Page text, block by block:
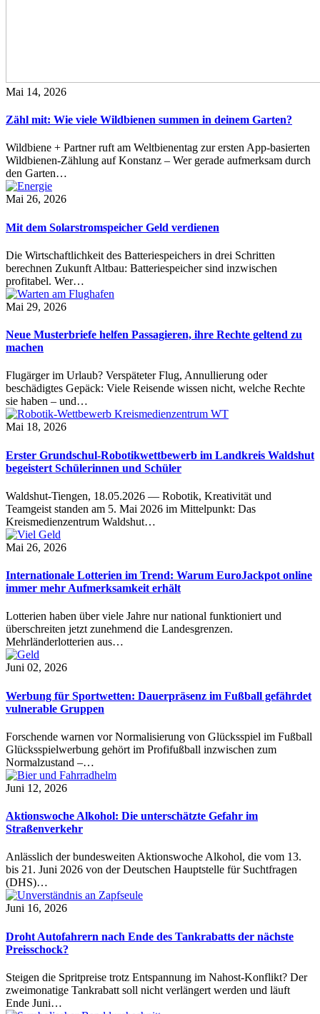
Mai 14, 2026
Zähl mit: Wie viele Wildbienen summen in deinem Garten?
Wildbiene + Partner ruft am Weltbienentag zur ersten App-basierten
Wildbienen-Zählung auf Konstanz – Wer gerade aufmerksam durch
den Garten…
Mai 26, 2026
Mit dem Solarstromspeicher Geld verdienen
Die Wirtschaftlichkeit des Batteriespeichers in drei Schritten
berechnen Zukunft Altbau: Batteriespeicher sind inzwischen
profitabel. Wer…
Mai 29, 2026
Neue Musterbriefe helfen Passagieren, ihre Rechte geltend zu
machen
Flugärger im Urlaub? Verspäteter Flug, Annullierung oder
beschädigtes Gepäck: Viele Reisende wissen nicht, welche Rechte
sie haben – und…
Mai 18, 2026
Erster Grundschul-Robotikwettbewerb im Landkreis Waldshut
begeistert Schülerinnen und Schüler
Waldshut-Tiengen, 18.05.2026 — Robotik, Kreativität und
Teamgeist standen am 5. Mai 2026 im Mittelpunkt: Das
Kreismedienzentrum Waldshut…
Mai 26, 2026
Internationale Lotterien im Trend: Warum EuroJackpot online
immer mehr Aufmerksamkeit erhält
Lotterien haben über viele Jahre nur national funktioniert und
überschreiten jetzt zunehmend die Landesgrenzen.
Mehrländerlotterien aus…
Juni 02, 2026
Werbung für Sportwetten: Dauerpräsenz im Fußball gefährdet
vulnerable Gruppen
Forschende warnen vor Normalisierung von Glücksspiel im Fußball
Glücksspielwerbung gehört im Profifußball inzwischen zum
Normalzustand –…
Juni 12, 2026
Aktionswoche Alkohol: Die unterschätzte Gefahr im
Straßenverkehr
Anlässlich der bundesweiten Aktionswoche Alkohol, die vom 13.
bis 21. Juni 2026 von der Deutschen Hauptstelle für Suchtfragen
(DHS)…
Juni 16, 2026
Droht Autofahrern nach Ende des Tankrabatts der nächste
Preisschock?
Steigen die Spritpreise trotz Entspannung im Nahost-Konflikt? Der
zweimonatige Tankrabatt soll nicht verlängert werden und läuft
Ende Juni…